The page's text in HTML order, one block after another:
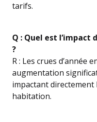
tarifs.
Q : Quel est l’impact
?
R : Les crues d’année
augmentation
impactant directement
habitation.